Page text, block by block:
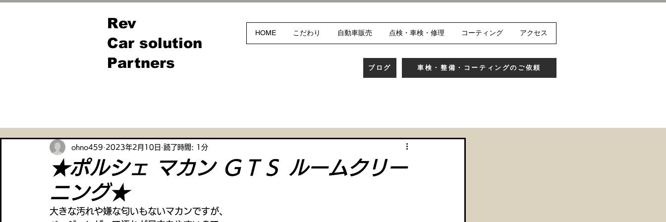
Rev
Car solution
Partners
HOME こだわり 自動車販売 点検・車検・修理 コーティング アクセス
ブログ 車検・整備・コーティングのご依頼
★ポルシェ マカン ＧＴＳ ルームクリー
ニング★
ohno459 2023年2月10日 読了時間: 1分
大きな汚れや嫌な匂いもないマカンですが、